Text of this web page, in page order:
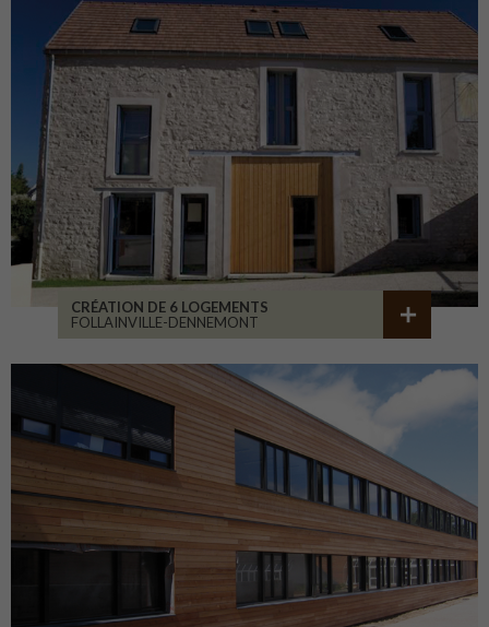
CRÉATION DE 6 LOGEMENTS
FOLLAINVILLE-DENNEMONT